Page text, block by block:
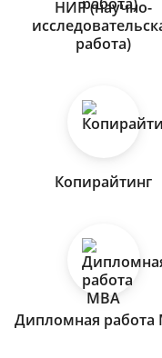
НИР (научно-
работа)
Копирайтинг
Дипломная